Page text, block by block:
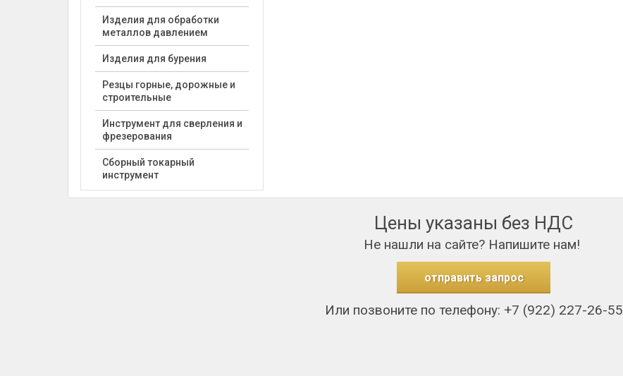
Изделия для обработки
металлов давлением
Изделия для бурения
Резцы горные, дорожные и
строительные
Инструмент для сверления и
фрезерования
Сборный токарный
инструмент
Цены указаны без НДС
Не нашли на сайте? Напишите нам!
отправить запрос
Или позвоните по телефону: +7 (922) 227-26-55